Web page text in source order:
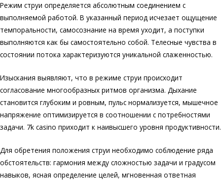
Режим струи определяется абсолютным соединением с
выполняемой работой. В указанный период исчезает ощущение
темпоральности, самосознание на время уходит, а поступки
выполняются как бы самостоятельно собой. Телесные чувства в
состоянии потока характеризуются уникальной слаженностью.
Изыскания выявляют, что в режиме струи происходит
согласование многообразных ритмов организма. Дыхание
становится глубоким и ровным, пульс нормализуется, мышечное
напряжение оптимизируется в соотношении с потребностями
задачи. 7k casino приходит к наивысшего уровня продуктивности.
Для обретения положения струи необходимо соблюдение ряда
обстоятельств: гармония между сложностью задачи и градусом
навыков, ясная определение целей, мгновенная ответная